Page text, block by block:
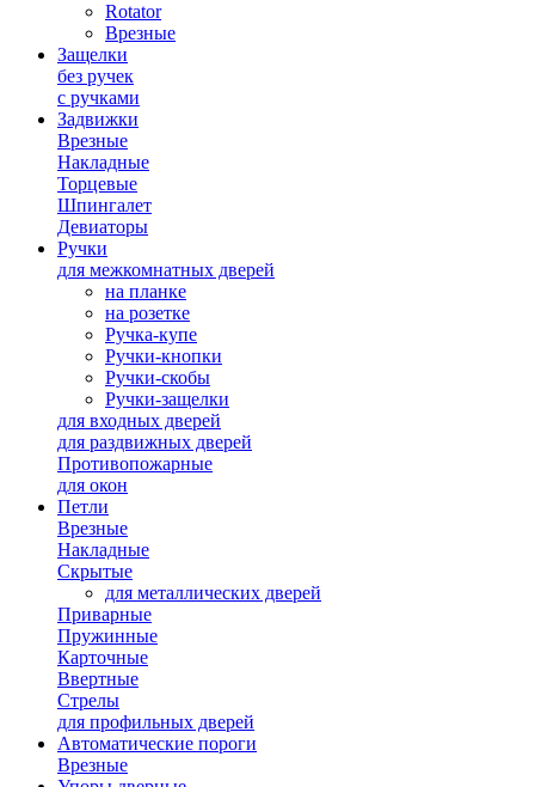
Rotator
Врезные
Защелки
без ручек
с ручками
Задвижки
Врезные
Накладные
Торцевые
Шпингалет
Девиаторы
Ручки
для межкомнатных дверей
на планке
на розетке
Ручка-купе
Ручки-кнопки
Ручки-скобы
Ручки-защелки
для входных дверей
для раздвижных дверей
Противопожарные
для окон
Петли
Врезные
Накладные
Скрытые
для металлических дверей
Приварные
Пружинные
Карточные
Ввертные
Стрелы
для профильных дверей
Автоматические пороги
Врезные